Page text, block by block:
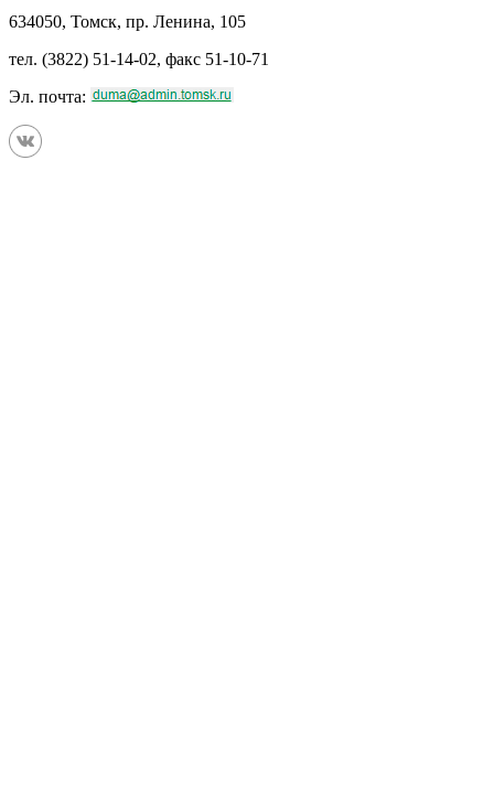
634050, Томск, пр. Ленина, 105
тел. (3822) 51-14-02, факс 51-10-71
Эл. почта: